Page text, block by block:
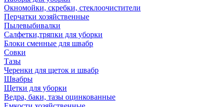
Окномойки, скребки, стеклоочистители
Перчатки хозяйственные
Пылевыбивалки
Салфетки,тряпки для уборки
Блоки сменные для швабр
Совки
Тазы
Черенки для щеток и швабр
Швабры
Щетки для уборки
Ведра, баки, тазы оцинкованные